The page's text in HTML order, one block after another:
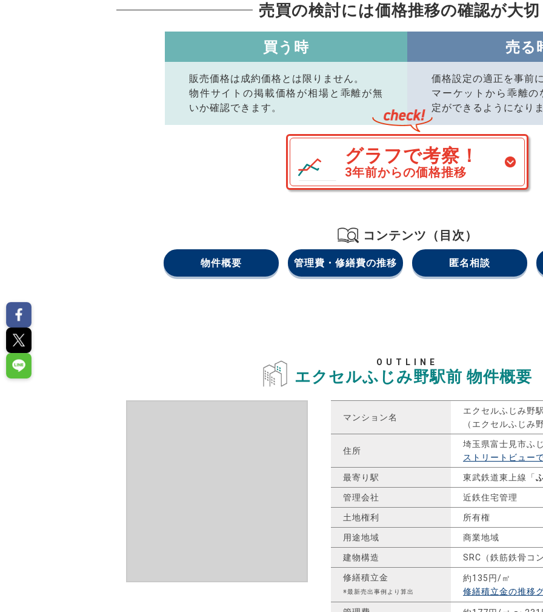
売買の検討には価格推移の確認が大
買う時
販売価格は成約価格とは限りません。
物件サイトの掲載価格が相場と乖離が無
いか確認できます。
売る
価格設定の適正を事前
マーケットから乖離
定ができるようになり
グラフで考察！
3年前からの価格推移
コンテンツ（目次）
物件概要 管理費・修繕費の推移 匿名相談
OUTLINE
エクセルふじみ野駅前 物件概要
マンション名
エクセルふじみ野
（エクセルふじみ
住所
埼玉県富士見市ふ
ストリートビュー
最寄り駅 東武鉄道東上線「
管理会社 近鉄住宅管理
土地権利 所有権
用途地域 商業地域
建物構造 SRC（鉄筋鉄骨コ
修繕積立金
※最新売出事例より算出
約135円/㎡
修繕積立金の推移